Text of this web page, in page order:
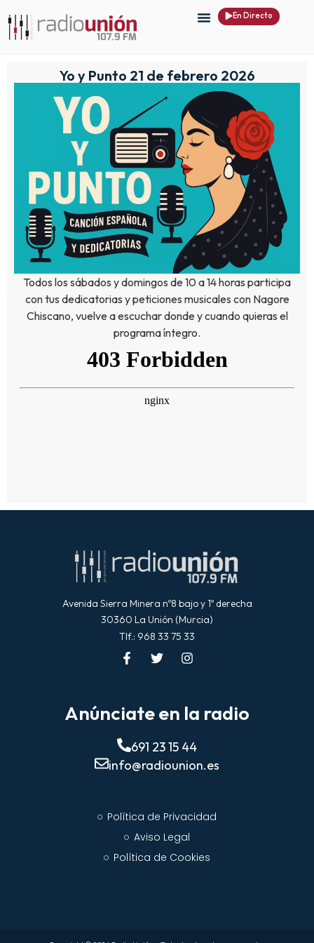
En Directo
Yo y Punto 21 de febrero 2026
Todos los sábados y domingos de 10 a 14 horas participa
con tus dedicatorias y peticiones musicales con Nagore
Chiscano, vuelve a escuchar donde y cuando quieras el
programa íntegro.
Avenida Sierra Minera nº8 bajo y 1º derecha
30360 La Unión (Murcia)
Tlf.: 968 33 75 33
Anúnciate en la radio
691 23 15 44
info@radiounion.es
Política de Privacidad
Aviso Legal
Política de Cookies